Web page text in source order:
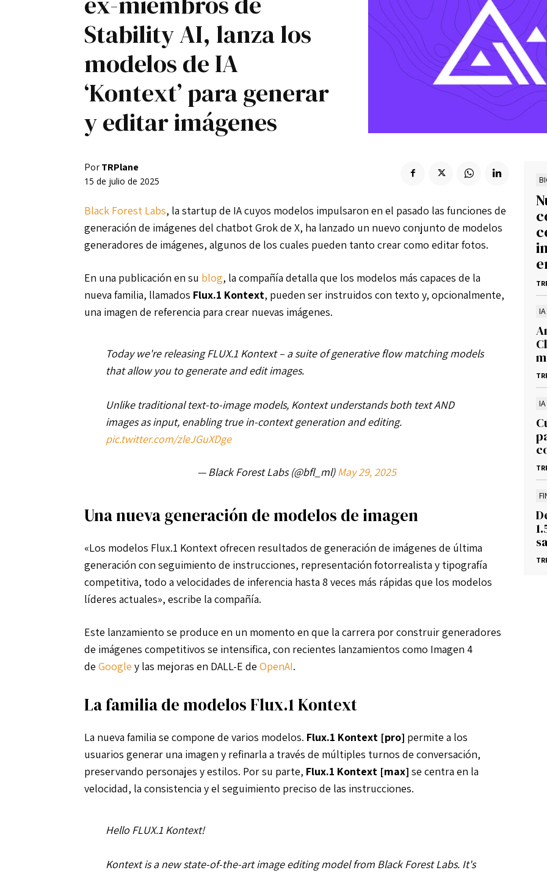
Registro / Entrar Suscribir
Contacto
Aviso Legal Política de cookies
Stability AI, lanza los
modelos de IA
‘Kontext’ para generar
y editar imágenes
PorTRPlane
15 de julio de 2025
Black Forest Labs, la startup de IA cuyos modelos impulsaron en el pasado las funciones de
generación de imágenes del chatbot Grok de X, ha lanzado un nuevo conjunto de modelos
generadores de imágenes, algunos de los cuales pueden tanto crear como editar fotos.
En una publicación en su blog, la compañía detalla que los modelos más capaces de la
nueva familia, llamados Flux.1 Kontext, pueden ser instruidos con texto y, opcionalmente,
una imagen de referencia para crear nuevas imágenes.
Today we're releasing FLUX.1 Kontext – a suite of generative flow matching models
that allow you to generate and edit images.
Unlike traditional text-to-image models, Kontext understands both text AND
images as input, enabling true in-context generation and editing.
pic.twitter.com/zleJGuXDge
— Black Forest Labs (@bfl_ml)May 29, 2025
Una nueva generación de modelos de imagen
«Los modelos Flux.1 Kontext ofrecen resultados de generación de imágenes de última
generación con seguimiento de instrucciones, representación fotorrealista y tipografía
competitiva, todo a velocidades de inferencia hasta 8 veces más rápidas que los modelos
líderes actuales», escribe la compañía.
Este lanzamiento se produce en un momento en que la carrera por construir generadores
de imágenes competitivos se intensifica, con recientes lanzamientos como Imagen 4
de Google y las mejoras en DALL-E de OpenAI.
La familia de modelos Flux.1 Kontext
La nueva familia se compone de varios modelos. Flux.1 Kontext [pro] permite a los
usuarios generar una imagen y refinarla a través de múltiples turnos de conversación,
preservando personajes y estilos. Por su parte, Flux.1 Kontext [max] se centra en la
velocidad, la consistencia y el seguimiento preciso de las instrucciones.
Hello FLUX.1 Kontext!
Kontext is a new state-of-the-art image editing model from Black Forest Labs. It's
IA
IA